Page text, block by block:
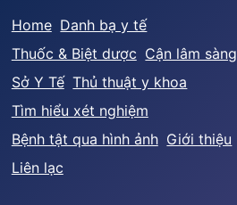
Home Danh bạ y tế
Thuốc & Biệt dược Cận lâm sàng
Sở Y Tế Thủ thuật y khoa
Tìm hiểu xét nghiệm
Bệnh tật qua hình ảnh Giới thiệu
Liên lạc